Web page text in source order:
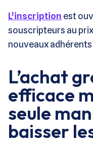
L’inscription est
souscripteurs au
nouveaux adhérents
L’achat
efficace
seule
baisser